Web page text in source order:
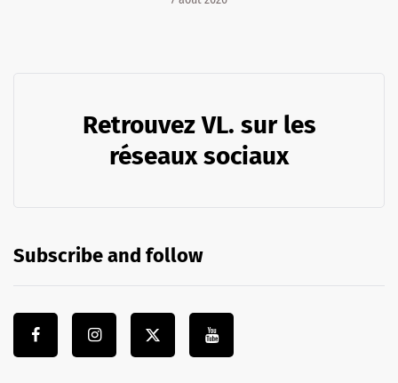
Retrouvez VL. sur les
réseaux sociaux
Subscribe and follow